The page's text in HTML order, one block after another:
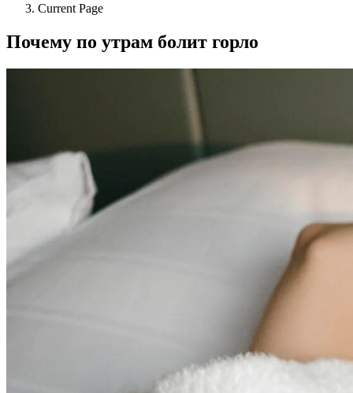
Current Page
Почему по утрам болит горло